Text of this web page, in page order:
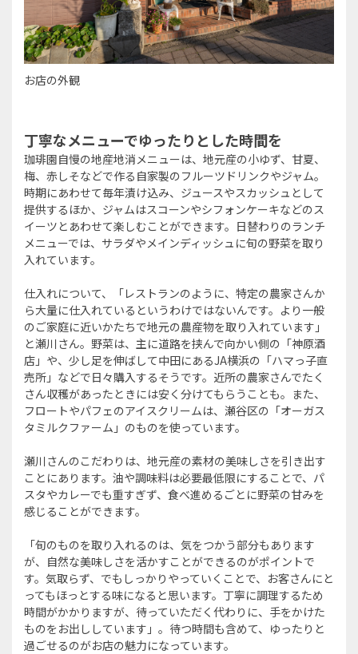
お店の外観
丁寧なメニューでゆったりとした時間を
珈琲園自慢の地産地消メニューは、地元産の小ゆず、甘夏、
梅、赤しそなどで作る自家製のフルーツドリンクやジャム。
時期にあわせて毎年漬け込み、ジュースやスカッシュとして
提供するほか、ジャムはスコーンやシフォンケーキなどのス
イーツとあわせて楽しむことができます。日替わりのランチ
メニューでは、サラダやメインディッシュに旬の野菜を取り
入れています。
仕入れについて、「レストランのように、特定の農家さんか
ら大量に仕入れているというわけではないんです。より一般
のご家庭に近いかたちで地元の農産物を取り入れています」
と瀬川さん。野菜は、主に道路を挟んで向かい側の「神原酒
店」や、少し足を伸ばして中田にあるJA横浜の「ハマっ子直
売所」などで日々購入するそうです。近所の農家さんでたく
さん収穫があったときには安く分けてもらうことも。また、
フロートやパフェのアイスクリームは、瀬谷区の「オーガス
タミルクファーム」のものを使っています。
瀬川さんのこだわりは、地元産の素材の美味しさを引き出す
ことにあります。油や調味料は必要最低限にすることで、パ
スタやカレーでも重すぎず、食べ進めるごとに野菜の甘みを
感じることができます。
「旬のものを取り入れるのは、気をつかう部分もあります
が、自然な美味しさを活かすことができるのがポイントで
す。気取らず、でもしっかりやっていくことで、お客さんにと
ってもほっとする味になると思います。丁寧に調理するため
時間がかかりますが、待っていただく代わりに、手をかけた
ものをお出ししています」。待つ時間も含めて、ゆったりと
過ごせるのがお店の魅力になっています。